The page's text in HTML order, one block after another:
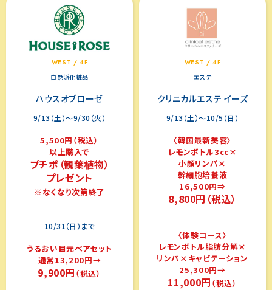
WEST / 4F
自然派化粧品
ハウスオブローゼ
9/13（土）～9/30（火）
5,500円（税込）
以上購入で
プチポ（観葉植物）
プレゼント
※なくなり次第終了
10/31（日）まで
うるおい目元ペアセット
通常13,200円→
9,900円 （税込）
WEST / 4F
エステ
クリニカルエステ イーズ
9/13（土）～10/5（日）
〈韓国最新美容〉
レモンボトル3cc×
小顔リンパ×
幹細胞培養液
16,500円⇒
8,800円（税込）
〈体験コース〉
レモンボトル脂肪分解×
リンパ×キャビテーション
25,300円→
11,000円 （税込）